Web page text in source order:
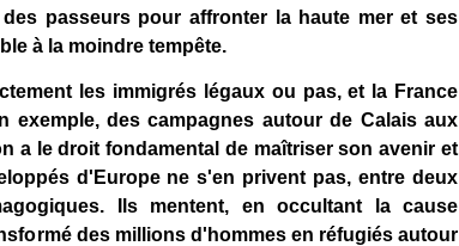
passeurs pour affronter la haute mer et ses
à la moindre tempête.
les immigrés légaux ou pas, et la France
exemple, des campagnes autour de Calais aux
a le droit fondamental de maîtriser son avenir et
d'Europe ne s'en privent pas, entre deux
Ils mentent, en occultant la cause
des millions d'hommes en réfugiés autour